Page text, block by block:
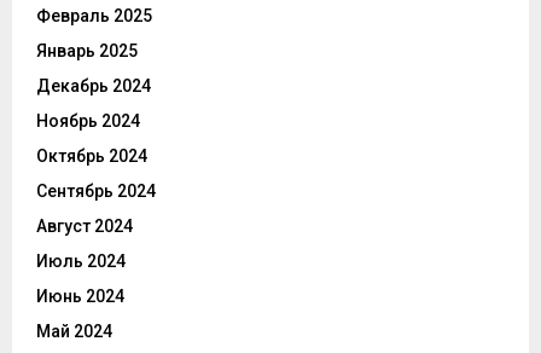
Февраль 2025
Январь 2025
Декабрь 2024
Ноябрь 2024
Октябрь 2024
Сентябрь 2024
Август 2024
Июль 2024
Июнь 2024
Май 2024